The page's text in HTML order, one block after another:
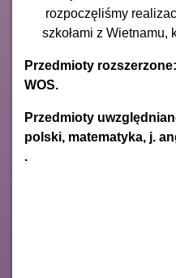
rozpoczęliśmy
szkołami z Wietnamu,
Przedmioty
WOS.
Przedmioty
polski, matematyka, j.
.